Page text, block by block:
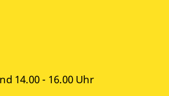
14.00 - 16.00 Uhr